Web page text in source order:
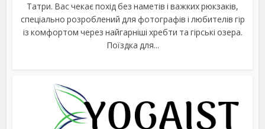
Татри. Вас чекає похід без наметів і важких рюкзаків,
спеціально розроблений для фотографів і любителів гір
із комфортом через найгарніші хребти та гірські озера.
Поїздка для...